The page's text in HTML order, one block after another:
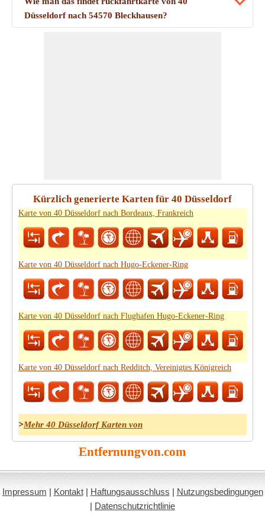
Düsseldorf nach 54570 Bleckhausen?
Kürzlich generierte Karten für 40 Düsseldorf
Karte von 40 Düsseldorf nach Bordeaux, Frankreich
Karte von 40 Düsseldorf nach Hugo-Eckener-Ring
Karte von 40 Düsseldorf nach Flughafen Hugo-Eckener-Ring
Karte von 40 Düsseldorf nach Redditch, Vereinigtes Königreich
>Mehr 40 Düsseldorf Karten von
Entfernungvon.com
Impressum | Kontakt| Haftungsausschluss | Nutzungsbedingungen
| Datenschutzrichtlinie